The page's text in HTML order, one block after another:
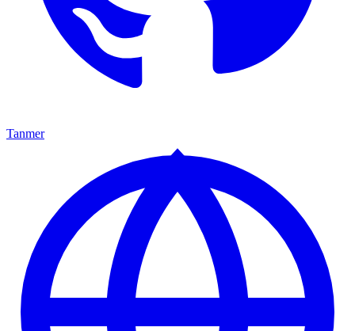
Tanmer